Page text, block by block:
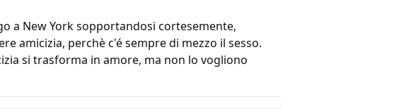
a New York sopportandosi cortesemente,
amicizia, perchè c'é sempre di mezzo il sesso.
si trasforma in amore, ma non lo vogliono